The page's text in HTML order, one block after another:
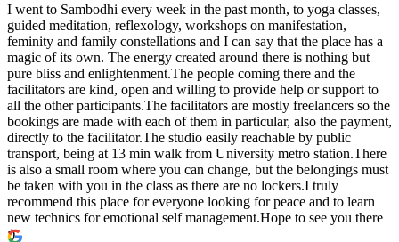
I went to Sambodhi every week in the past month, to yoga classes,
guided meditation, reflexology, workshops on manifestation,
feminity and family constellations and I can say that the place has a
magic of its own. The energy created around there is nothing but
pure bliss and enlightenment.The people coming there and the
facilitators are kind, open and willing to provide help or support to
all the other participants.The facilitators are mostly freelancers so the
bookings are made with each of them in particular, also the payment,
directly to the facilitator.The studio easily reachable by public
transport, being at 13 min walk from University metro station.There
is also a small room where you can change, but the belongings must
be taken with you in the class as there are no lockers.I truly
recommend this place for everyone looking for peace and to learn
new technics for emotional self management.Hope to see you there
:)